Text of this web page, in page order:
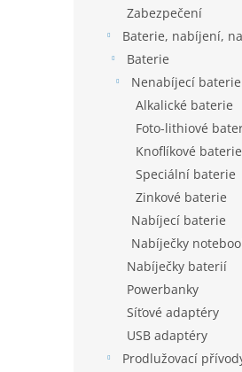
Zabezpečení
Baterie, nabíjení,
Baterie
Nenabíjecí baterie
Alkalické baterie
Foto-lithiové
Knoflíkové baterie
Speciální baterie
Zinkové baterie
Nabíjecí baterie
Nabíječky
Nabíječky baterií
Powerbanky
Síťové adaptéry
USB adaptéry
Prodlužovací